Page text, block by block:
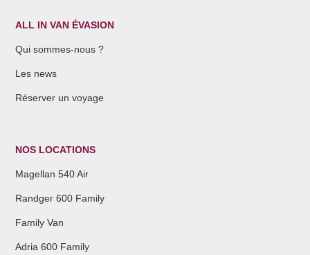
ALL IN VAN ÉVASION
Qui sommes-nous ?
Les news
Réserver un voyage
NOS LOCATIONS
Magellan 540 Air
Randger 600 Family
Family Van
Adria 600 Family